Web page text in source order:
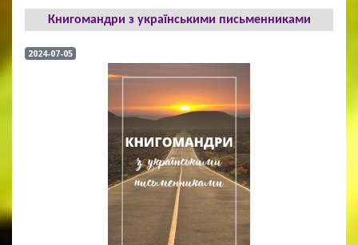
Книгомандри з українськими письменниками
2024-07-05